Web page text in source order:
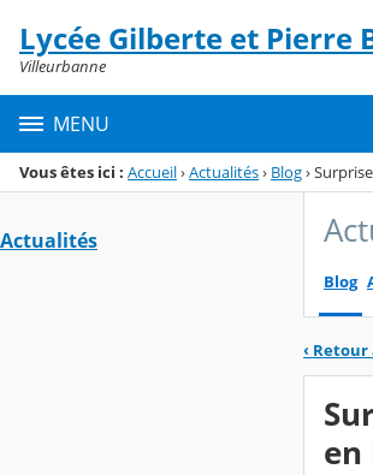
Menu de la rubrique
Contenu
Lycée Gilberte et Pierre
Villeurbanne
MENU
Vous êtes ici : Accueil›Actualités› Blog›
Actualités
Blog
‹ Retour
en